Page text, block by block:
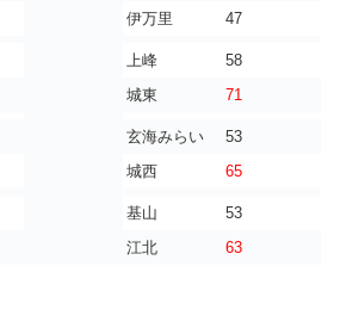
伊万里 47
上峰
58
城東 71
玄海みらい
53
城西 65
基山
53
江北 63